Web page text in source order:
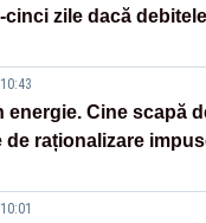
cinci zile dacă
energie. Cine scapă
de raționalizare